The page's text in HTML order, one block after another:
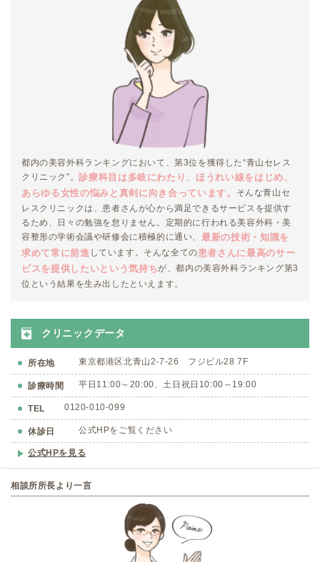
都内の美容外科ランキングにおいて、第3位を獲得した“青山セレス
クリニック”。診療科目は多岐にわたり、ほうれい線をはじめ、
あらゆる女性の悩みと真剣に向き合っています。
そんな青山セ
レスクリニックは、患者さんが心から満足できるサービスを提供す
るため、日々の勉強を怠りません。定期的に行われる美容外科・美
容整形の学術会議や研修会に積極的に通い、最新の技術・知識を
求めて常に前進 しています。そんな全ての患者さんに最高のサー
ビスを提供したいという気持ちが、都内の美容外科ランキング第3
位という結果を生み出したといえます。
クリニックデータ
所在地 東京都港区北青山2-7-26 フジビル28 7F
診療時間 平日11:00～20:00、土日祝日10:00～19:00
TEL 0120-010-099
休診日 公式HPをご覧ください
公式HPを見る
相談所所長より一言